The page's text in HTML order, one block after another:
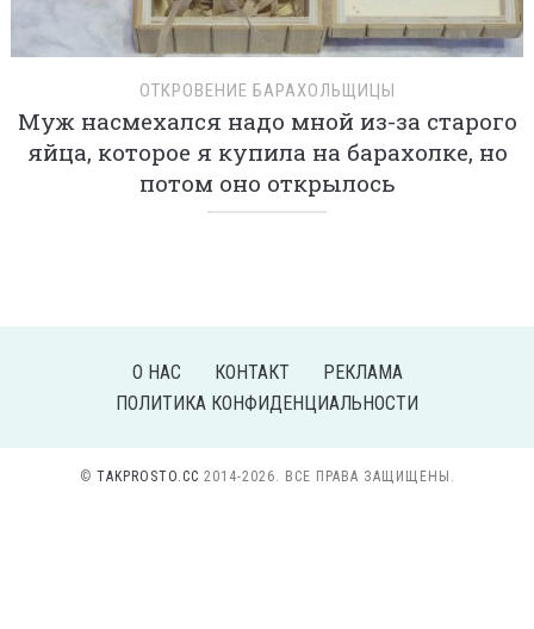
ОТКРОВЕНИЕ БАРАХОЛЬЩИЦЫ
Муж насмехался надо мной из-за старого
яйца, которое я купила на барахолке, но
потом оно открылось
О НАС КОНТАКТ
РЕКЛАМА
ПОЛИТИКА КОНФИДЕНЦИАЛЬНОСТИ
© TAKPROSTO.CC 2014-2026. ВСЕ ПРАВА ЗАЩИЩЕНЫ.